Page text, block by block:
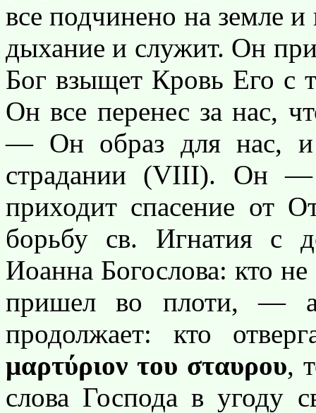
все подчинено на земле
дыхание и служит. Он
Бог взыщет Кровь Его с
Он все перенес за нас,
— Он образ для нас, и
страдании (VIII). Он
приходит спасение от
борьбу св. Игнатия с
Иоанна Богослова: кто
пришел во плоти, —
продолжает: кто
μαρτύριον του σταυρου,
слова Господа в угоду